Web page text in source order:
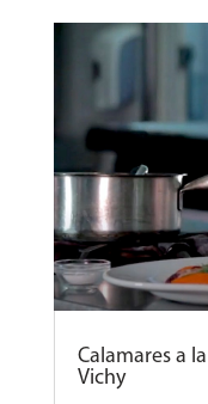
Calamares a
Vichy